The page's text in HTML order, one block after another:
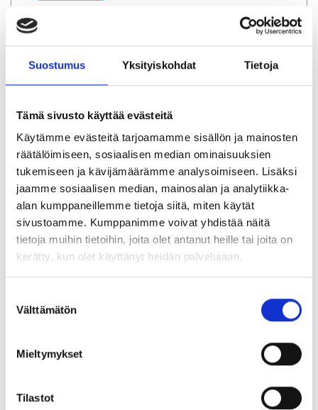
Suostumus Yksityiskohdat Tietoja
Tämä sivusto käyttää evästeitä
Käytämme evästeitä tarjoamamme sisällön ja mainosten
räätälöimiseen, sosiaalisen median ominaisuuksien
tukemiseen ja kävijämäärämme analysoimiseen. Lisäksi
jaamme sosiaalisen median, mainosalan ja analytiikka-
alan kumppaneillemme tietoja siitä, miten käytät
sivustoamme. Kumppanimme voivat yhdistää näitä
tietoja muihin tietoihin, joita olet antanut heille tai joita on
kerätty, kun olet käyttänyt heidän palvelujaan.
valinta
Välttämätön
Mieltymykset
Tilastot
ASIA-lehti on neljä kertaa vuodessa ilmestyvä
jäsenlehti. ASIA-lehti seuraa työelämän ja